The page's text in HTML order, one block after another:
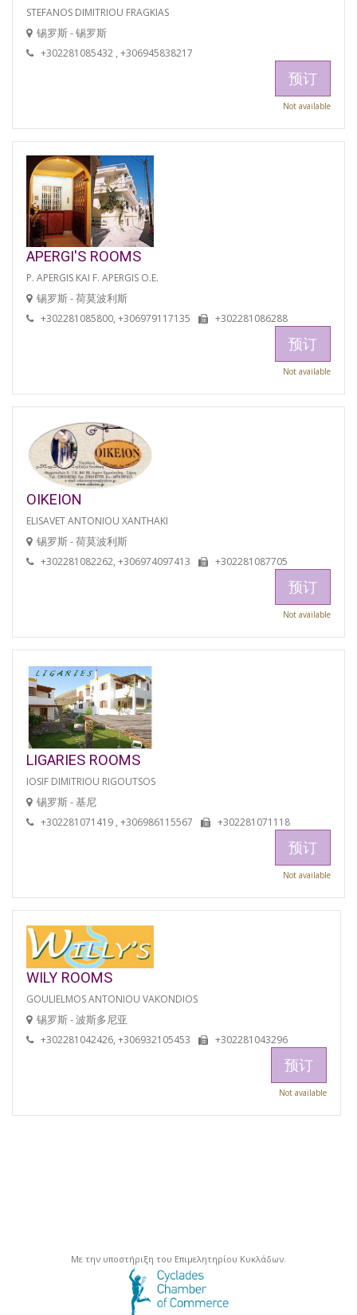
STEFANOS DIMITRIOU FRAGKIAS
锡罗斯 - 锡罗斯
+302281085432 , +306945838217
预订
Not available
APERGI'S ROOMS
P. APERGIS KAI F. APERGIS O.E.
锡罗斯 - 荷莫波利斯
+302281085800, +306979117135 +302281086288
预订
Not available
OIKEION
ELISAVET ANTONIOU XANTHAKI
锡罗斯 - 荷莫波利斯
+302281082262, +306974097413 +302281087705
预订
Not available
LIGARIES ROOMS
IOSIF DIMITRIOU RIGOUTSOS
锡罗斯 - 基尼
+302281071419 , +306986115567 +302281071118
预订
Not available
WILY ROOMS
GOULIELMOS ANTONIOU VAKONDIOS
锡罗斯 - 波斯多尼亚
+302281042426, +306932105453 +302281043296
预订
Not available
Με την υποστήριξη του Επιμελητηρίου Κυκλάδων.